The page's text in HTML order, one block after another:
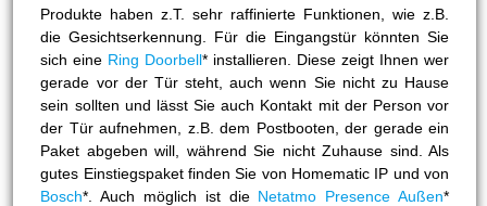
Produkte haben z.T. sehr raffinierte Funktionen, wie z.B.
die Gesichtserkennung. Für die Eingangstür könnten Sie
sich eine Ring Doorbell* installieren. Diese zeigt Ihnen wer
gerade vor der Tür steht, auch wenn Sie nicht zu Hause
sein sollten und lässt Sie auch Kontakt mit der Person vor
der Tür aufnehmen, z.B. dem Postbooten, der gerade ein
Paket abgeben will, während Sie nicht Zuhause sind. Als
gutes Einstiegspaket finden Sie von Homematic IP und von
Bosch*. Auch möglich ist die Netatmo Presence Außen*